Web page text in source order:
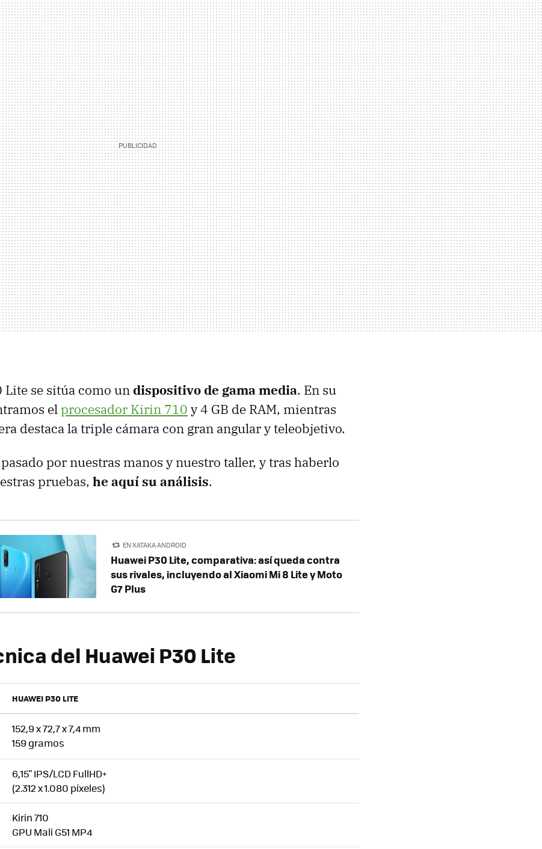
Lite se sitúa como undispositivo de gama media. En su
elprocesador Kirin 710 y 4 GB de RAM, mientras
destaca la triple cámara con gran angular y teleobjetivo.
por nuestras manos y nuestro taller, y tras haberlo
pruebas, he aquí su análisis.
EN XATAKA ANDROID
Huawei P30 Lite, comparativa: así queda contra
sus rivales, incluyendo al Xiaomi Mi 8 Lite y Moto
G7 Plus
del Huawei P30 Lite
HUAWEI P30 LITE
152,9 x 72,7 x 7,4 mm
159 gramos
6,15" IPS/LCD FullHD+
(2.312 x 1.080 píxeles)
Kirin 710
GPU Mali G51 MP4